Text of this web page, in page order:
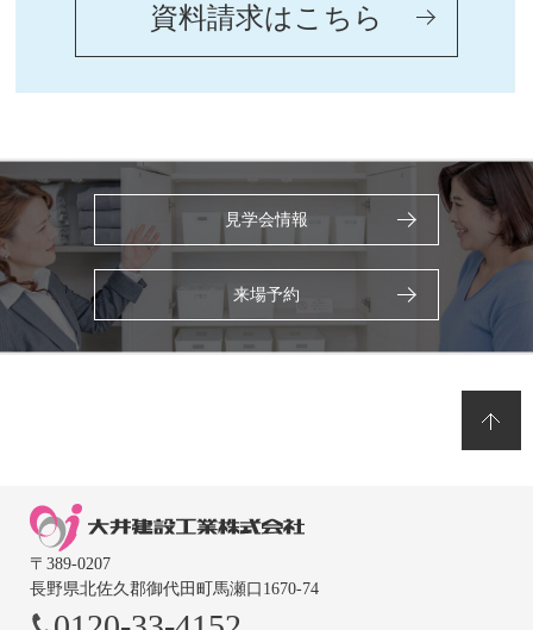
資料請求はこちら
見学会情報
来場予約
〒389-0207
長野県北佐久郡御代田町馬瀬口1670-74